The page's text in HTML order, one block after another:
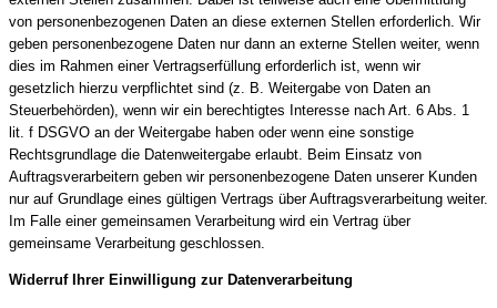
von personenbezogenen Daten an diese externen Stellen erforderlich. Wir
geben personenbezogene Daten nur dann an externe Stellen weiter, wenn
dies im Rahmen einer Vertragserfüllung erforderlich ist, wenn wir
gesetzlich hierzu verpflichtet sind (z. B. Weitergabe von Daten an
Steuerbehörden), wenn wir ein berechtigtes Interesse nach Art. 6 Abs. 1
lit. f DSGVO an der Weitergabe haben oder wenn eine sonstige
Rechtsgrundlage die Datenweitergabe erlaubt. Beim Einsatz von
Auftragsverarbeitern geben wir personenbezogene Daten unserer Kunden
nur auf Grundlage eines gültigen Vertrags über Auftragsverarbeitung weiter.
Im Falle einer gemeinsamen Verarbeitung wird ein Vertrag über
gemeinsame Verarbeitung geschlossen.
Widerruf Ihrer Einwilligung zur Datenverarbeitung